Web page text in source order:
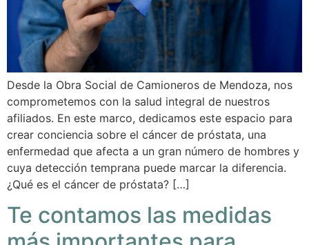
Desde la Obra Social de Camioneros de Mendoza, nos
comprometemos con la salud integral de nuestros
afiliados. En este marco, dedicamos este espacio para
crear conciencia sobre el cáncer de próstata, una
enfermedad que afecta a un gran número de hombres y
cuya detección temprana puede marcar la diferencia.
¿Qué es el cáncer de próstata? […]
Te contamos las medidas